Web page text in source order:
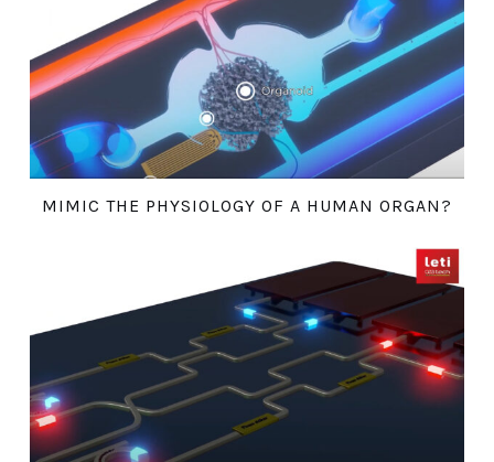
MIMIC THE PHYSIOLOGY OF A HUMAN ORGAN?